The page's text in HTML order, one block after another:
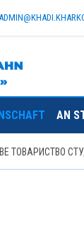
AN
ТОВАРИСТВО